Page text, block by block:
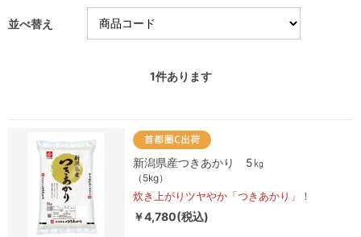
並べ替え
1件あります
新潟県産つきあかり 5㎏
（5kg）
炊き上がりツヤやか「つきあかり」！
￥4,780(税込)